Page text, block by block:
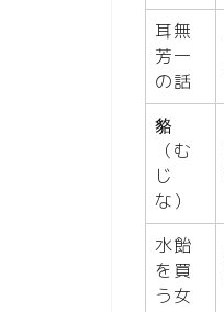
耳無
芳一
の話
貉
（む
じ
な）
水飴
を買
う女